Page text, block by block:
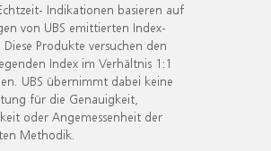
Indikationen basieren auf
von UBS emittierten Index-
Produkte versuchen den
Index im Verhältnis 1:1
UBS übernimmt dabei keine
für die Genauigkeit,
oder Angemessenheit der
Methodik.